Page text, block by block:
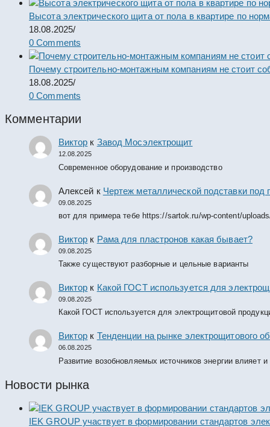
Высота электрического щита от пола в квартире по
18.08.2025/
0 Comments
Почему строительно-монтажным компаниям не стоит
18.08.2025/
0 Comments
Комментарии
Виктор к Завод Мосэлектрощит
12.08.2025
Современное оборудование и производство
Алексей к Чертеж металлической подставки
09.08.2025
вот для примера тебе https://sartok.ru/wp-content/
Виктор к Рама для пластронов какая бывает?
09.08.2025
Также существуют разборные и цельные варианты
Виктор к Какой ГОСТ используется для
09.08.2025
Какой ГОСТ используется для электрощитовой
Виктор к Тенденции на рынке электрощитового
06.08.2025
Развитие возобновляемых источников энергии влияет
Новости рынка
IEK GROUP участвует в формировании стандартов